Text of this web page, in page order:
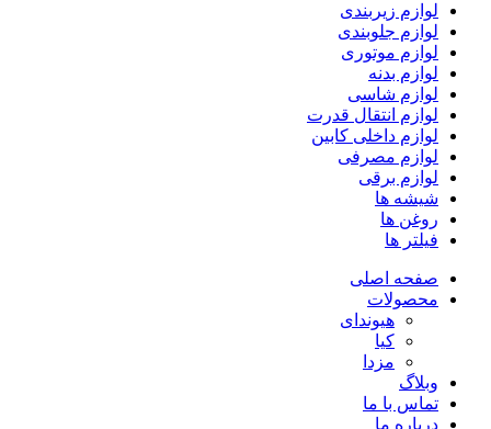
لوازم زیربندی
لوازم جلوبندی
لوازم موتوری
لوازم بدنه
لوازم شاسی
لوازم انتقال قدرت
لوازم داخلی کابین
لوازم مصرفی
لوازم برقی
شیشه ها
روغن ها
فیلتر ها
صفحه اصلی
محصولات
هیوندای
کیا
مزدا
وبلاگ
تماس با ما
درباره ما